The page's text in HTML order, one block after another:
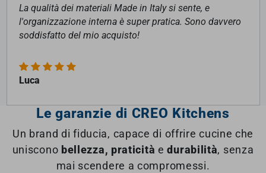
La qualità dei materiali Made in Italy si sente, e
l'organizzazione interna è super pratica. Sono davvero
soddisfatto del mio acquisto!
Luca
Le garanzie di CREO Kitchens
Un brand di fiducia, capace di offrire cucine che
uniscono bellezza, praticità edurabilità, senza
mai scendere a compromessi.